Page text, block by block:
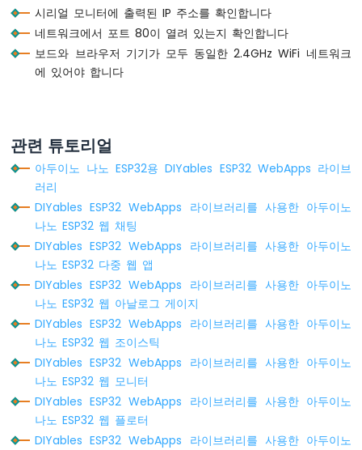
노
노
ESP32
도
센
서
두
나
ESP32
토
분
서
시리얼 모니터에 출력된 IP 주소를 확인합니다
네트워크에서 포트 80이 열려 있는지 확인합니다
보드와 브라우저 기기가 모두 동일한 2.4GHz WiFi 네트워크
에 있어야 합니다
관련 튜토리얼
아두이노 나노 ESP32용 DIYables ESP32 WebApps 라이브
러리
DIYables ESP32 WebApps 라이브러리를 사용한 아두이노
나노 ESP32 웹 채팅
DIYables ESP32 WebApps 라이브러리를 사용한 아두이노
나노 ESP32 다중 웹 앱
DIYables ESP32 WebApps 라이브러리를 사용한 아두이노
나노 ESP32 웹 아날로그 게이지
DIYables ESP32 WebApps 라이브러리를 사용한 아두이노
나노 ESP32 웹 조이스틱
DIYables ESP32 WebApps 라이브러리를 사용한 아두이노
나노 ESP32 웹 모니터
DIYables ESP32 WebApps 라이브러리를 사용한 아두이노
나노 ESP32 웹 플로터
DIYables ESP32 WebApps 라이브러리를 사용한 아두이노